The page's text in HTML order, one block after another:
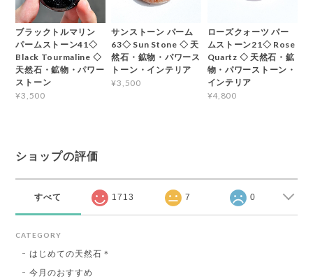
ブラックトルマリン
パームストーン41◇
Black Tourmaline ◇
天然石・鉱物・パワー
ストーン
¥3,500
サンストーン パーム
63◇ Sun Stone ◇ 天
然石・鉱物・パワース
トーン・インテリア
¥3,500
ローズクォーツ パー
ムストーン21◇ Rose
Quartz ◇ 天然石・鉱
物・パワーストーン・
インテリア
¥4,800
ショップの評価
すべて 1713 7 0
CATEGORY
はじめての天然石＊
今月のおすすめ